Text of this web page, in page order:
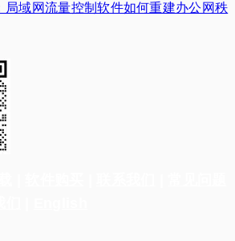
局域网流量控制软件如何重建办公网秩